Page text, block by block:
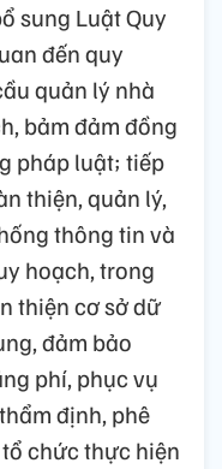
sung Luật Quy
đến quy
quản lý nhà
bảm đảm đồng
pháp luật; tiếp
thiện, quản lý,
thông tin và
hoạch, trong
thiện cơ sở dữ
đảm bảo
phí, phục vụ
định, phê
chức thực hiện